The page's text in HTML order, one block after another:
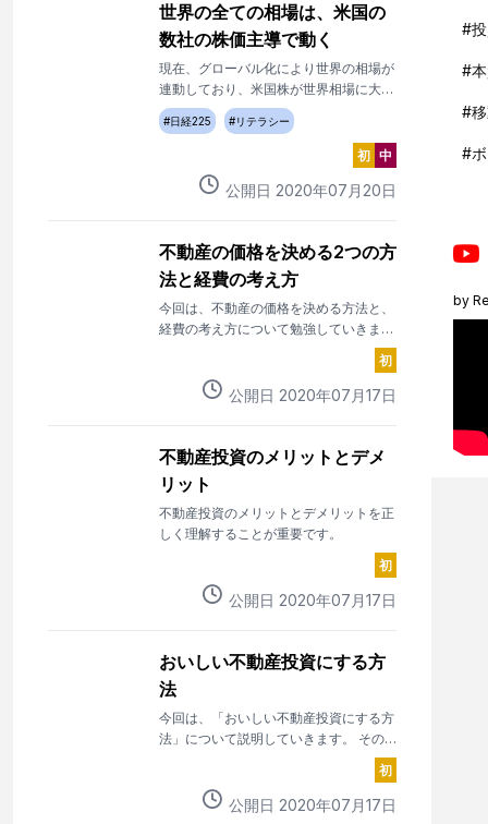
世界の全ての相場は、米国の
数社の株価主導で動く
現在、グローバル化により世界の相場が
連動しており、米国株が世界相場に大き
く影響を与えています。
#日経225 #リテラシー
初 中
公開日 2020年07 月 20日
不動産の価格を決める2つの方
法と経費の考え方
今回は、不動産の価格を決める方法と、
経費の考え方について勉強していきまし
初
公開日 2020年07 月17日
不動産投資のメリットとデメ
リット
不動産投資のメリットとデメリットを正
しく理解することが重要です。
初
公開日 2020年07 月17日
おいしい不動産投資にする方
法
今回は、「おいしい不動産投資にする方
法」について説明していきます。 その
前に、「おいしくない不動産投資」にな
るのはなぜなのか？ということについて
考えてきます。 なぜ不動産投資に失敗
初
公開日 2020年07 月17日
#
#
#
#
by